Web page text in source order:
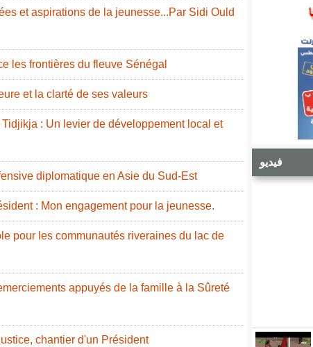
فيديو
et aspirations de la jeunesse...Par Sidi Ould
les frontières du fleuve Sénégal
et la clarté de ses valeurs
: Un levier de développement local et
diplomatique en Asie du Sud-Est
: Mon engagement pour la jeunesse.
pour les communautés riveraines du lac de
appuyés de la famille à la Sûreté
chantier d'un Président